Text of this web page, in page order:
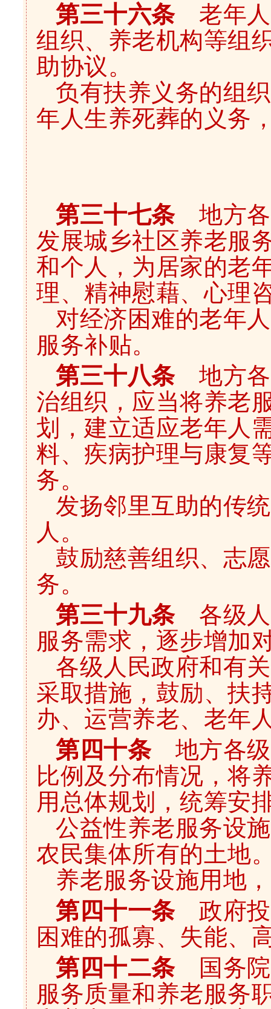
第三十六条老年人
组织、养老机构等组
助协议。
负有扶养义务的组
年人生养死葬的义务
第三十七条地方各
发展城乡社区养老服
和个人，为居家的老
理、精神慰藉、心理
对经济困难的老年
服务补贴。
第三十八条地方各
治组织，应当将养老
划，建立适应老年人
料、疾病护理与康复
务。
发扬邻里互助的传
人。
鼓励慈善组织、志
务。
第三十九条各级人
服务需求，逐步增加
各级人民政府和有
采取措施，鼓励、扶
办、运营养老、老年
第四十条地方各级
比例及分布情况，将
用总体规划，统筹安
公益性养老服务设
农民集体所有的土地
养老服务设施用地
第四十一条政府投
困难的孤寡、失能、
第四十二条国务院
服务质量和养老服务